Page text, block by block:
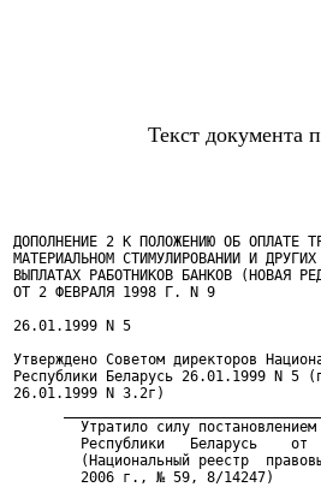
Текст документа
ДОПОЛНЕНИЕ 2 К ПОЛОЖЕНИЮ ОБ ОПЛАТЕ
МАТЕРИАЛЬНОМ СТИМУЛИРОВАНИИ И ДРУГИХ
ВЫПЛАТАХ РАБОТНИКОВ БАНКОВ (НОВАЯ
ОТ 2 ФЕВРАЛЯ 1998 Г. N 9
26.01.1999 N 5
Утверждено Советом директоров
Республики Беларусь 26.01.1999 N 5
26.01.1999 N 3.2г)
Утратило силу
Республики   Беларусь
(Национальный реестр
         2006 г., № 59, 8/14247)